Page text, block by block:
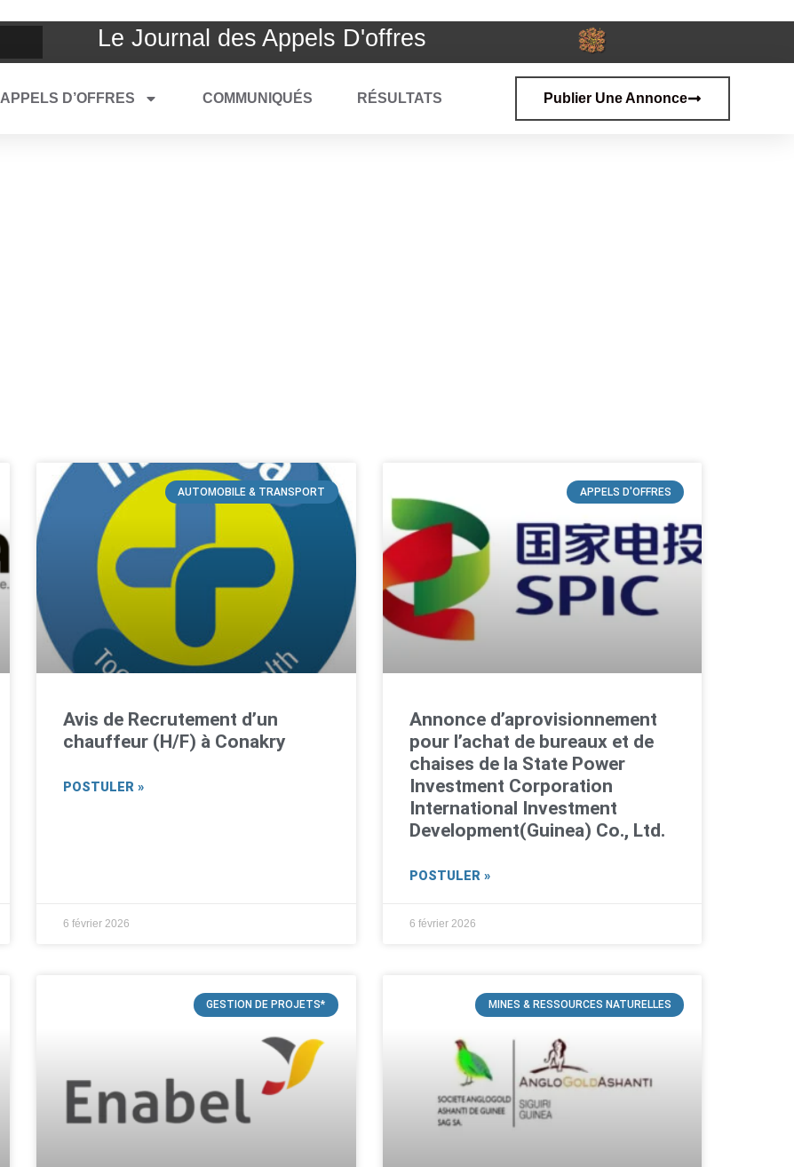
Le Journal des Appels D'offres
APPELS D’OFFRES COMMUNIQUÉS RÉSULTATS Publier Une Annonce
AUTOMOBILE & TRANSPORT
Avis de Recrutement d’un
chauffeur (H/F) à Conakry
POSTULER »
6 février 2026
APPELS D'OFFRES
Annonce d’aprovisionnement
pour l’achat de bureaux et de
chaises de la State Power
Investment Corporation
International Investment
Development(Guinea) Co., Ltd.
POSTULER »
6 février 2026
GESTION DE PROJETS* MINES & RESSOURCES NATURELLES